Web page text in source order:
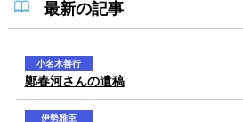
最新の記事